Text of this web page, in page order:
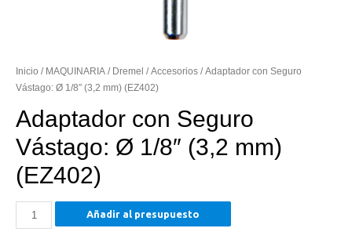
Inicio / MAQUINARIA / Dremel /Accesorios / Adaptador con Seguro
Vástago: Ø 1/8″ (3,2 mm) (EZ402)
Adaptador con Seguro
Vástago: Ø 1/8″ (3,2 mm)
(EZ402)
Adaptador
con
Añadir al presupuesto